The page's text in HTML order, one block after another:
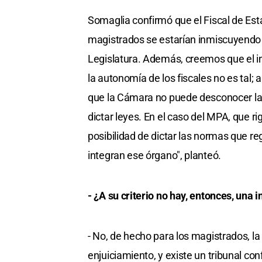
Somaglia confirmó que el Fiscal de
magistrados se estarían
Legislatura. Además, creemos que el
la autonomía de los fiscales no es tal;
que la Cámara no puede desconocer
dictar leyes. En el caso del MPA, que
posibilidad de dictar las normas que
integran ese órgano", planteó.
- ¿A su criterio no hay, entonces, una
- No, de hecho para los magistrados,
enjuiciamiento, y existe un tribunal